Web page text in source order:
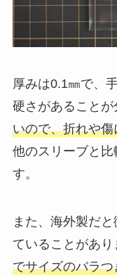
厚みは0.1㎜で、
硬さがあることが
いので、折れや
他のスリーブと比
す。
また、海外製だ
ていることがあ
でサイズのバラつ